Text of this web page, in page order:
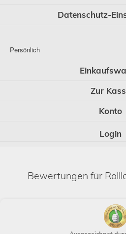
Datenschutz-
Persönlich
Zur
Konto
Login
Bewertungen für